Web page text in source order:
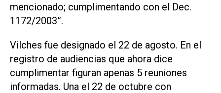
mencionado; cumplimentando con el Dec.
1172/2003”.
Vilches fue designado el 22 de agosto. En el
registro de audiencias que ahora dice
cumplimentar figuran apenas 5 reuniones
informadas. Una el 22 de octubre con